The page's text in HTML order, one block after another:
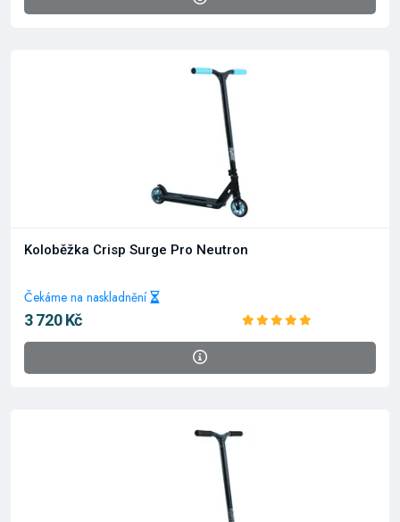
Koloběžka Crisp Surge Pro Neutron
Čekáme na naskladnění
3 720 Kč